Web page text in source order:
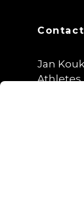
Contact
Jan
Athletes